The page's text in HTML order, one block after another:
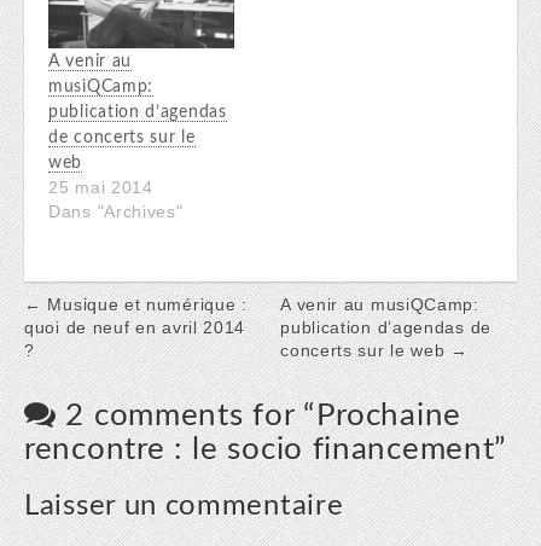
A venir au
musiQCamp:
publication d’agendas
de concerts sur le
web
25 mai 2014
Dans "Archives"
Post
navigation
← Musique et numérique :
quoi de neuf en avril 2014
?
A venir au musiQCamp:
publication d’agendas de
concerts sur le web →
2 comments for “Prochaine
rencontre : le socio financement”
Laisser un commentaire